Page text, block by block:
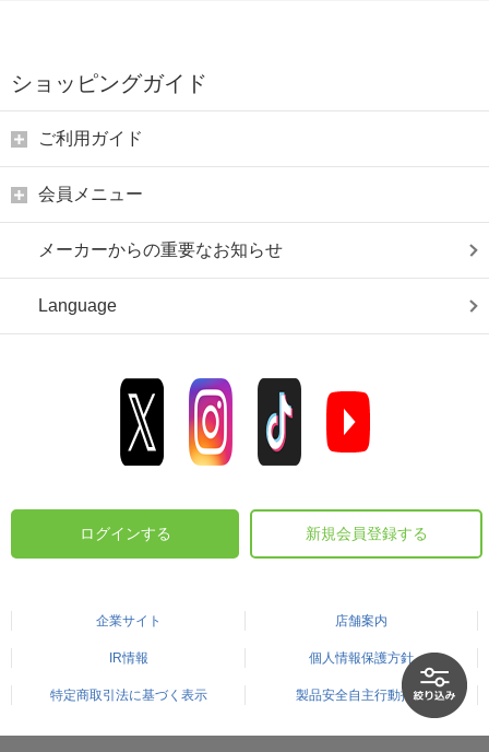
ショッピングガイド
ご利用ガイド
会員メニュー
メーカーからの重要なお知らせ
Language
ログインする 新規会員登録する
企業サイト 店舗案内
IR情報 個人情報保護方針
特定商取引法に基づく表示 製品安全自主行動指針